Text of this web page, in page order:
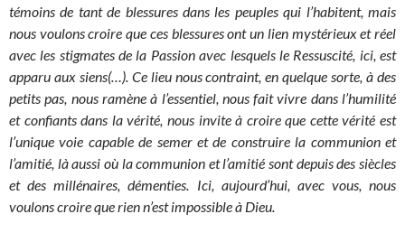
témoins de tant de blessures dans les peuples qui l’habitent, mais
nous voulons croire que ces blessures ont un lien mystérieux et réel
avec les stigmates de la Passion avec lesquels le Ressuscité, ici, est
apparu aux siens(…). Ce lieu nous contraint, en quelque sorte, à des
petits pas, nous ramène à l’essentiel, nous fait vivre dans l’humilité
et confiants dans la vérité, nous invite à croire que cette vérité est
l’unique voie capable de semer et de construire la communion et
l’amitié, là aussi où la communion et l’amitié sont depuis des siècles
et des millénaires, démenties. Ici, aujourd’hui, avec vous, nous
voulons croire que rien n’est impossible à Dieu.